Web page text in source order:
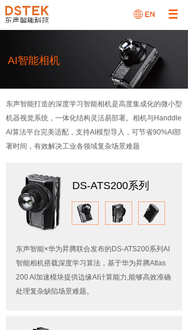
AI智能相机
东声智能打造的深度学习智能相机是高度集成化的微小型
机器视觉系统，一体化结构灵活易部署。相机与Handdle
Al算法平台完美适配，支持AI模型导入，可节省90%AI部
署时间，有效解决工业各领域复杂场景难题
DS-ATS200系列
东声智能×华为昇腾联合发布的DS-ATS200系列AI
智能相机搭载深度学习算法，基于华为昇腾Atlas
200 AI加速模块提供边缘AI计算能力,能够高效准确
处理复杂缺陷场景难题。